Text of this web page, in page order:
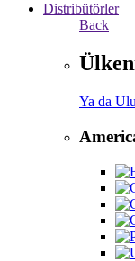
Distribütörler
Back
Ya da